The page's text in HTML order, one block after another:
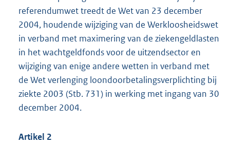
referendumwet treedt de Wet van 23 december
2004, houdende wijziging van de Werkloosheidswet
in verband met maximering van de ziekengeldlasten
in het wachtgeldfonds voor de uitzendsector en
wijziging van enige andere wetten in verband met
de Wet verlenging loondoorbetalingsverplichting bij
ziekte 2003 (Stb. 731) in werking met ingang van 30
december 2004.
Artikel 2